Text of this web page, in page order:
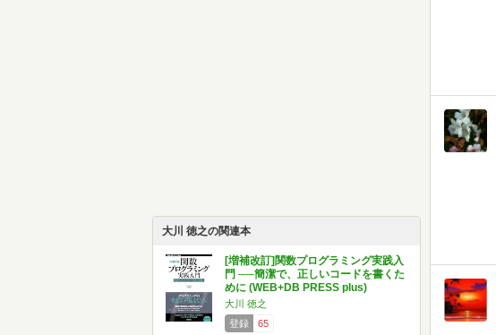
大川 徳之の関連本
[増補改訂]関数プログラミング実践入
門 ──簡潔で、正しいコードを書くた
めに (WEB+DB PRESS plus)
大川 徳之
登録
65